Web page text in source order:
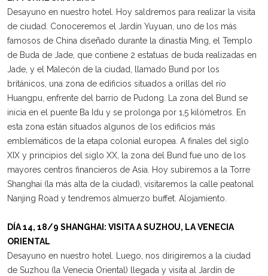
Desayuno en nuestro hotel. Hoy saldremos para realizar la visita
de ciudad. Conoceremos el Jardín Yuyuan, uno de los más
famosos de China diseñado durante la dinastía Ming, el Templo
de Buda de Jade, que contiene 2 estatuas de buda realizadas en
Jade, y el Malecón de la ciudad, llamado Bund por los
británicos, una zona de edificios situados a orillas del río
Huangpu, enfrente del barrio de Pudong. La zona del Bund se
inicia en el puente Ba Idu y se prolonga por 1,5 kilómetros. En
esta zona están situados algunos de los edificios más
emblemáticos de la etapa colonial europea. A finales del siglo
XIX y principios del siglo XX, la zona del Bund fue uno de los
mayores centros financieros de Asia. Hoy subiremos a la Torre
Shanghai (la más alta de la ciudad), visitaremos la calle peatonal
Nanjing Road y tendremos almuerzo buffet. Alojamiento.
DÍA 14, 18/9 SHANGHAI: VISITA A SUZHOU, LA VENECIA
ORIENTAL
Desayuno en nuestro hotel. Luego, nos dirigiremos a la ciudad
de Suzhou (la Venecia Oriental) llegada y visita al Jardín de